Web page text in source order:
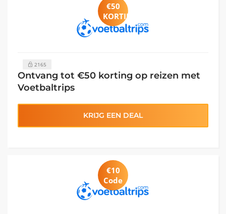
€50
KORTING
2165
Ontvang tot €50 korting op reizen met
Voetbaltrips
KRIJG EEN DEAL
€10
Code